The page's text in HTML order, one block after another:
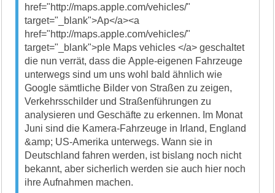
href="http://maps.apple.com/vehicles/"
target="_blank">Ap</a><a
href="http://maps.apple.com/vehicles/"
target="_blank">ple Maps vehicles </a> geschaltet
die nun verrät, dass die Apple-eigenen Fahrzeuge
unterwegs sind um uns wohl bald ähnlich wie
Google sämtliche Bilder von Straßen zu zeigen,
Verkehrsschilder und Straßenführungen zu
analysieren und Geschäfte zu erkennen. Im Monat
Juni sind die Kamera-Fahrzeuge in Irland, England
&amp; US-Amerika unterwegs. Wann sie in
Deutschland fahren werden, ist bislang noch nicht
bekannt, aber sicherlich werden sie auch hier noch
ihre Aufnahmen machen.